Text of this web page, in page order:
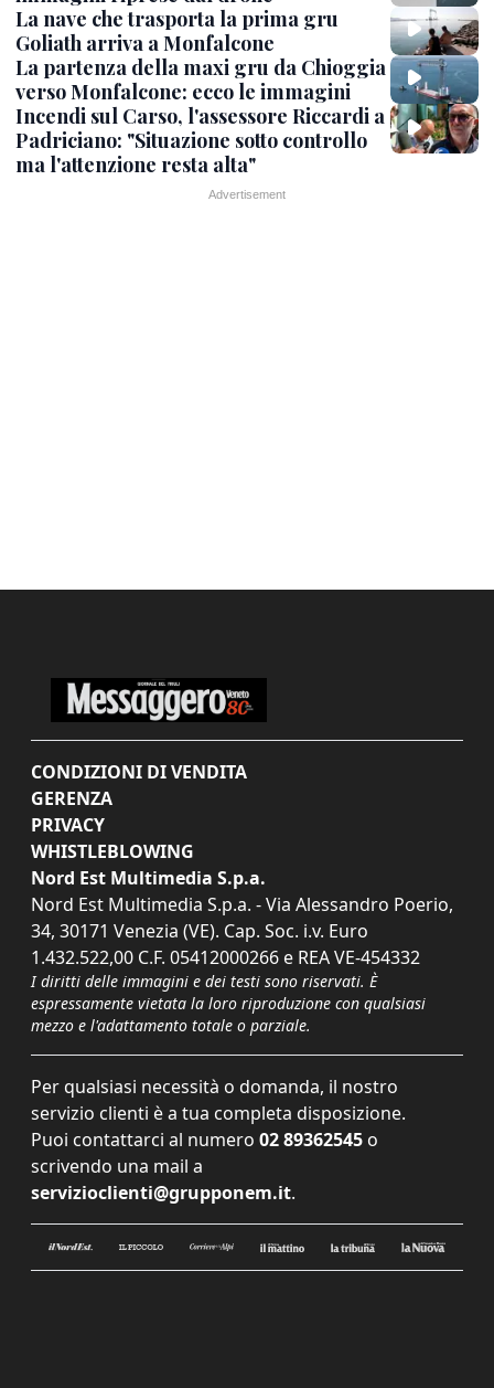
La nave che trasporta la prima gru
Goliath arriva a Monfalcone
La partenza della maxi gru da Chioggia
verso Monfalcone: ecco le immagini
Incendi sul Carso, l'assessore Riccardi a
Padriciano: "Situazione sotto controllo
ma l'attenzione resta alta"
CONDIZIONI DI VENDITA
GERENZA
PRIVACY
WHISTLEBLOWING
Nord Est Multimedia S.p.a.
Nord Est Multimedia S.p.a. - Via Alessandro Poerio,
34, 30171 Venezia (VE). Cap. Soc. i.v. Euro
1.432.522,00 C.F. 05412000266 e REA VE-454332
I diritti delle immagini e dei testi sono riservati. È
espressamente vietata la loro riproduzione con qualsiasi
mezzo e l'adattamento totale o parziale.
Per qualsiasi necessità o domanda, il nostro
servizio clienti è a tua completa disposizione.
Puoi contattarci al numero 02 89362545 o
scrivendo una mail a
servizioclienti@grupponem.it.